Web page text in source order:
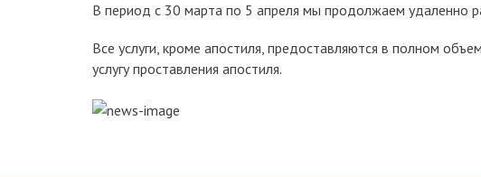
В период с 30 марта по 5 апреля мы продолжаем удаленно
Все услуги, кроме апостиля, предоставляются в полном
услугу проставления апостиля.